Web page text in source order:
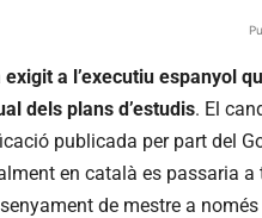
a l’executiu espanyol
dels plans d’estudis. El
publicada per part del
en català es passaria
de mestre a